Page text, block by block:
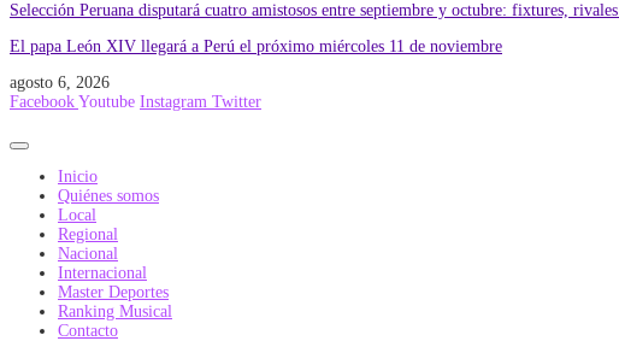
Selección Peruana disputará cuatro amistosos entre septiembre y octubre: fixtures,
El papa León XIV llegará a Perú el próximo miércoles 11 de noviembre
agosto 6, 2026
Facebook Youtube Instagram Twitter
Inicio
Quiénes somos
Local
Regional
Nacional
Internacional
Master Deportes
Ranking Musical
Contacto